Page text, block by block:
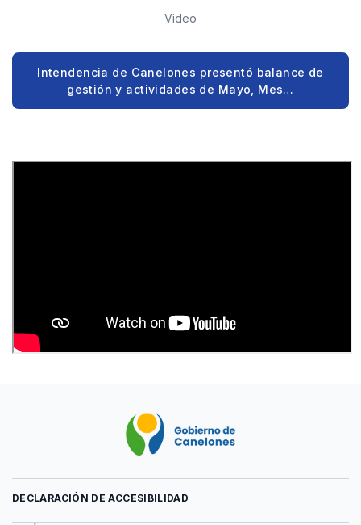
Video
Intendencia de Canelones presentó balance de
gestión y actividades de Mayo, Mes…
DECLARACIÓN DE ACCESIBILIDAD